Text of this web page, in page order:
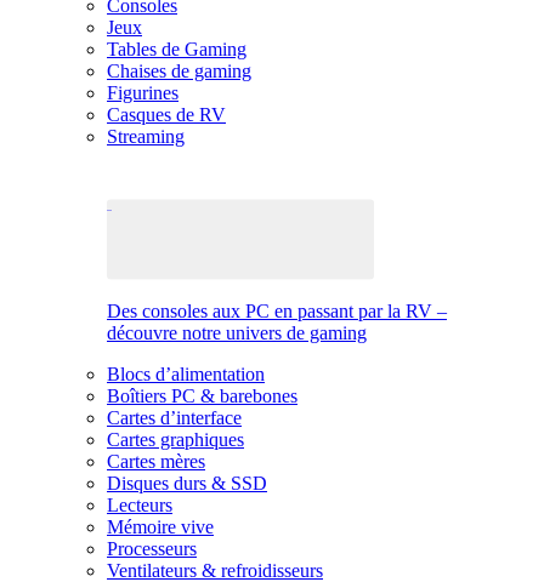
Consoles
Jeux
Tables de Gaming
Chaises de gaming
Figurines
Casques de RV
Streaming
Des consoles aux PC en passant par la RV –
découvre notre univers de gaming
Blocs d’alimentation
Boîtiers PC & barebones
Cartes d’interface
Cartes graphiques
Cartes mères
Disques durs & SSD
Lecteurs
Mémoire vive
Processeurs
Ventilateurs & refroidisseurs